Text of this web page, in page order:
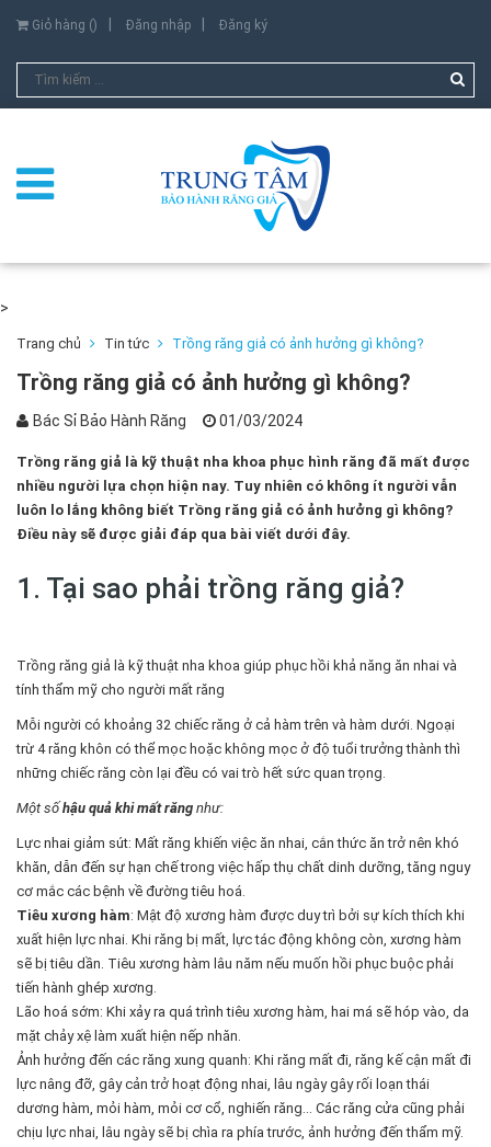
Giỏ hàng () Đăng nhập Đăng ký
>
Trang chủ Tin tức Trồng răng giả có ảnh hưởng gì không?
Trồng răng giả có ảnh hưởng gì không?
Bác Sỉ Bảo Hành Răng 01/03/2024
Trồng răng giả là kỹ thuật nha khoa phục hình răng đã mất được
nhiều người lựa chọn hiện nay. Tuy nhiên có không ít người vẫn
luôn lo lắng không biết Trồng răng giả có ảnh hưởng gì không?
Điều này sẽ được giải đáp qua bài viết dưới đây.
1. Tại sao phải trồng răng giả?
Trồng răng giả là kỹ thuật nha khoa giúp phục hồi khả năng ăn nhai và
tính thẩm mỹ cho người mất răng
Mỗi người có khoảng 32 chiếc răng ở cả hàm trên và hàm dưới. Ngoại
trừ 4 răng khôn có thể mọc hoặc không mọc ở độ tuổi trưởng thành thì
những chiếc răng còn lại đều có vai trò hết sức quan trọng.
Một số hậu quả khi mất răng như:
Lực nhai giảm sút: Mất răng khiến việc ăn nhai, cắn thức ăn trở nên khó
khăn, dẫn đến sự hạn chế trong việc hấp thụ chất dinh dưỡng, tăng nguy
cơ mắc các bệnh về đường tiêu hoá.
Tiêu xương hàm: Mật độ xương hàm được duy trì bởi sự kích thích khi
xuất hiện lực nhai. Khi răng bị mất, lực tác động không còn, xương hàm
sẽ bị tiêu dần. Tiêu xương hàm lâu năm nếu muốn hồi phục buộc phải
tiến hành ghép xương.
Lão hoá sớm: Khi xảy ra quá trình tiêu xương hàm, hai má sẽ hóp vào, da
mặt chảy xệ làm xuất hiện nếp nhăn.
Ảnh hưởng đến các răng xung quanh: Khi răng mất đi, răng kế cận mất đi
lực nâng đỡ, gây cản trở hoạt động nhai, lâu ngày gây rối loạn thái
dương hàm, mỏi hàm, mỏi cơ cổ, nghiến răng... Các răng cửa cũng phải
chịu lực nhai, lâu ngày sẽ bị chìa ra phía trước, ảnh hưởng đến thẩm mỹ.